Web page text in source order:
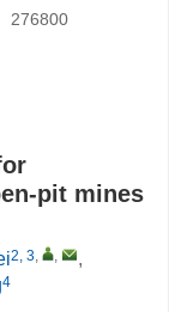
276800
pit mines
2, 3, ,
,
4